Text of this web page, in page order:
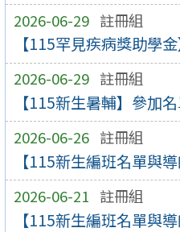
2026-06-29 註冊組
【115罕見疾病獎助學金
2026-06-29 註冊組
【115新生暑輔】參加
2026-06-26 註冊組
【115新生編班名單與導
2026-06-21 註冊組
【115新生編班名單與導